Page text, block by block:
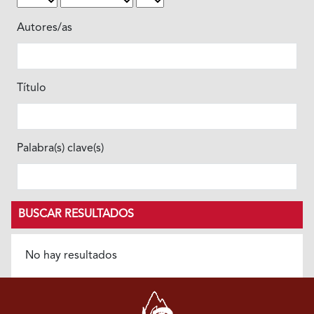
Autores/as
Título
Palabra(s) clave(s)
BUSCAR RESULTADOS
No hay resultados